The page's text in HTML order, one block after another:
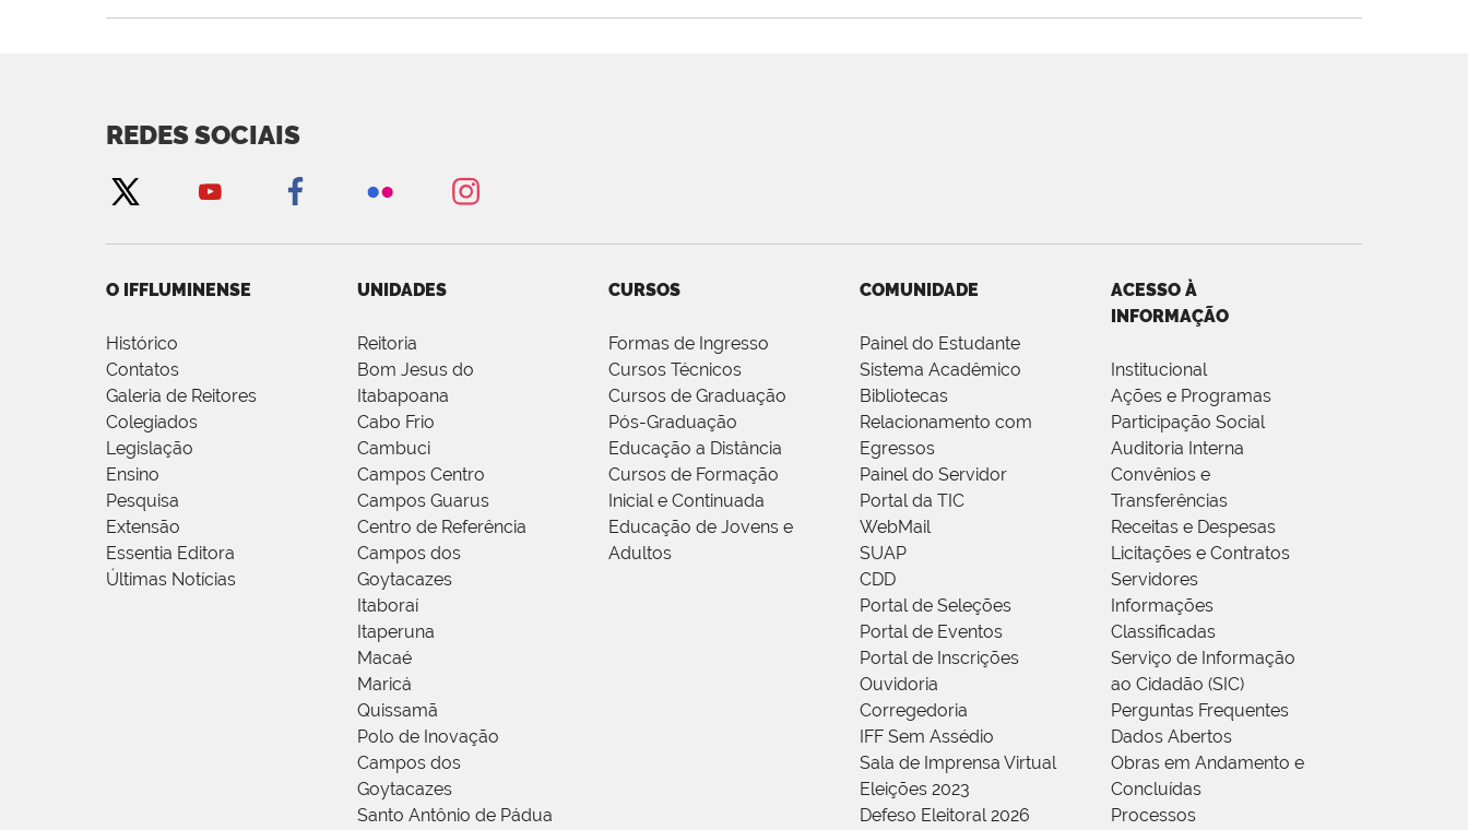
REDES SOCIAIS
O IFFLUMINENSE
Histórico
Contatos
Galeria de Reitores
Colegiados
Legislação
Ensino
Pesquisa
Extensão
Essentia Editora
Últimas Notícias
UNIDADES
Reitoria
Bom Jesus do
Itabapoana
Cabo Frio
Cambuci
Campos Centro
Campos Guarus
Centro de Referência
Campos dos
Goytacazes
Itaboraí
Itaperuna
Macaé
Maricá
Quissamã
Polo de Inovação
Campos dos
Goytacazes
Santo Antônio de Pádua
CURSOS
Formas de Ingresso
Cursos Técnicos
Cursos de Graduação
Pós-Graduação
Educação a Distância
Cursos de Formação
Inicial e Continuada
Educação de Jovens e
Adultos
COMUNIDADE
Painel do Estudante
Sistema Acadêmico
Bibliotecas
Relacionamento com
Egressos
Painel do Servidor
Portal da TIC
WebMail
SUAP
CDD
Portal de Seleções
Portal de Eventos
Portal de Inscrições
Ouvidoria
Corregedoria
IFF Sem Assédio
Sala de Imprensa Virtual
Eleições 2023
Defeso Eleitoral 2026
ACESSO À
INFORMAÇÃO
Institucional
Ações e Programas
Participação Social
Auditoria Interna
Convênios e
Transferências
Receitas e Despesas
Licitações e Contratos
Servidores
Informações
Classificadas
Serviço de Informação
ao Cidadão (SIC)
Perguntas Frequentes
Dados Abertos
Obras em Andamento e
Concluídas
Processos